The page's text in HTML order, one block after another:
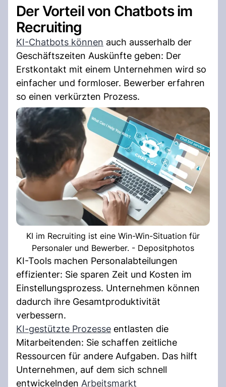
Der Vorteil von Chatbots im
Recruiting
KI-Chatbots können auch ausserhalb der
Geschäftszeiten Auskünfte geben: Der
Erstkontakt mit einem Unternehmen wird so
einfacher und formloser. Bewerber erfahren
so einen verkürzten Prozess.
KI im Recruiting ist eine Win-Win-Situation für
Personaler und Bewerber. - Depositphotos
KI-Tools machen Personalabteilungen
effizienter: Sie sparen Zeit und Kosten im
Einstellungsprozess. Unternehmen können
dadurch ihre Gesamtproduktivität
verbessern.
KI-gestützte Prozesse entlasten die
Mitarbeitenden: Sie schaffen zeitliche
Ressourcen für andere Aufgaben. Das hilft
Unternehmen, auf dem sich schnell
entwickelnden Arbeitsmarkt